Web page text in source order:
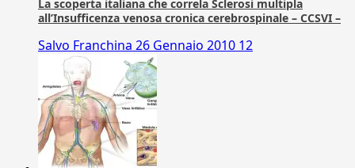
La scoperta italiana che correla Sclerosi multipla
all’Insufficenza venosa cronica cerebrospinale – CCSVI –
Salvo Franchina 26 Gennaio 2010 12